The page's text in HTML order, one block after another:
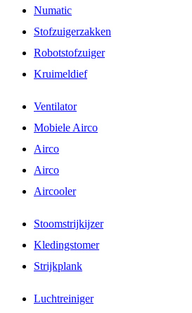
Numatic
Stofzuigerzakken
Robotstofzuiger
Kruimeldief
Ventilator
Mobiele Airco
Airco
Airco
Aircooler
Stoomstrijkijzer
Kledingstomer
Strijkplank
Luchtreiniger